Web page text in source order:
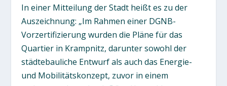
In einer Mitteilung der Stadt heißt es zu der
Auszeichnung: „Im Rahmen einer DGNB-
Vorzertifizierung wurden die Pläne für das
Quartier in Krampnitz, darunter sowohl der
städtebauliche Entwurf als auch das Energie-
und Mobilitätskonzept, zuvor in einem